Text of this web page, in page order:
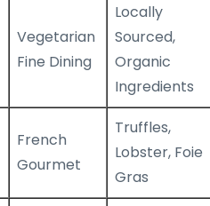
Vegetarian
Fine Dining
Locally
Sourced,
Organic
Ingredients
French
Gourmet
Truffles,
Lobster, Foie
Gras